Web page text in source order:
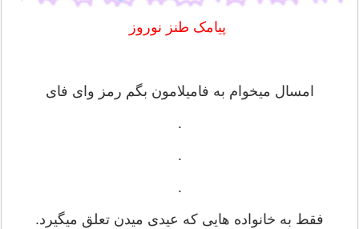
پیامک طنز نوروز
‏امسال میخوام به فامیلامون بگم رمز وای فای
.
.
.
فقط به خانواده هایی که عیدی میدن تعلق میگیرد.